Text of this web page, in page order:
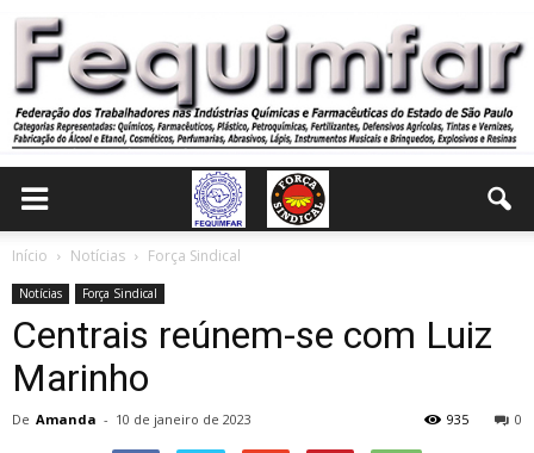
Início Notícias Força Sindical
Notícias Força Sindical
Centrais reúnem-se com Luiz
Marinho
De Amanda - 10 de janeiro de 2023 0
935